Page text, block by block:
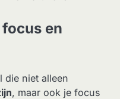
en
die niet alleen
, maar ook je focus